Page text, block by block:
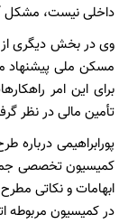
داخلی نیست، مشکل
وی در بخش دیگری
مسکن ملی پیشنهاد
برای این امر
تأمین مالی در نظر
پورابراهیمی
کمیسیون تخصصی
ابهامات و نکاتی
در کمیسیون مربوطه